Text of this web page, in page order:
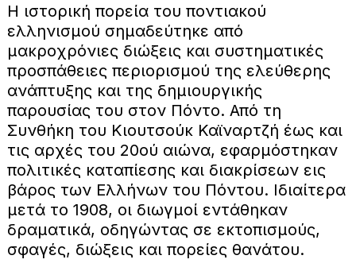
Η ιστορική πορεία του ποντιακού
ελληνισμού σημαδεύτηκε από
μακροχρόνιες διώξεις και συστηματικές
προσπάθειες περιορισμού της ελεύθερης
ανάπτυξης και της δημιουργικής
παρουσίας του στον Πόντο. Από τη
Συνθήκη του Κιουτσούκ Καϊναρτζή έως και
τις αρχές του 20ού αιώνα, εφαρμόστηκαν
πολιτικές καταπίεσης και διακρίσεων εις
βάρος των Ελλήνων του Πόντου. Ιδιαίτερα
μετά το 1908, οι διωγμοί εντάθηκαν
δραματικά, οδηγώντας σε εκτοπισμούς,
σφαγές, διώξεις και πορείες θανάτου.